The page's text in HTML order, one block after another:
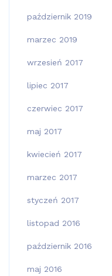
październik 2019
marzec 2019
wrzesień 2017
lipiec 2017
czerwiec 2017
maj 2017
kwiecień 2017
marzec 2017
styczeń 2017
listopad 2016
październik 2016
maj 2016